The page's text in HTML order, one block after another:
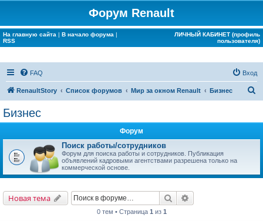
Форум Renault
На главную сайта | В начало форума |
RSS
ЛИЧНЫЙ КАБИНЕТ (профиль
пользователя)
FAQ Вход
RenaultStory Список форумов Мир за окном Renault Бизнес
Бизнес
Форум
Поиск работы/сотрудников
Форум для поиска работы и сотрудников. Публикация
объявлений кадровыми агентствами разрешена только на
коммерческой основе.
Новая тема Поиск
0 тем • Страница 1 из 1